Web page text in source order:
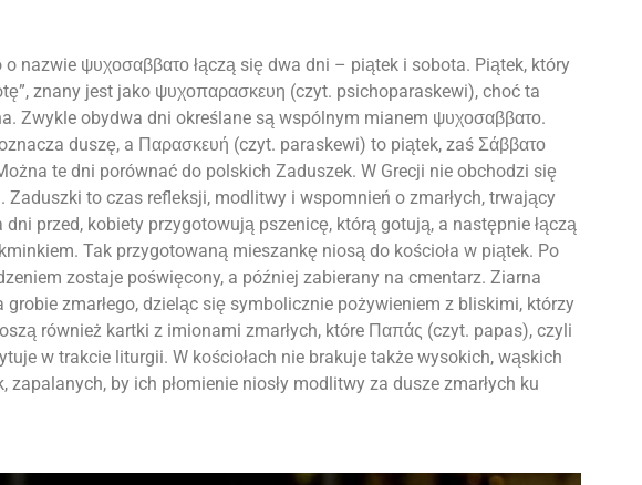
nazwie ψυχοσαββατο łączą się dwa dni – piątek i sobota. Piątek, który
znany jest jako ψυχοπαρασκευη (czyt. psichoparaskewi), choć ta
Zwykle obydwa dni określane są wspólnym mianem ψυχοσαββατο.
duszę, a Παρασκευή (czyt. paraskewi) to piątek, zaś Σάββατο
te dni porównać do polskich Zaduszek. W Grecji nie obchodzi się
Zaduszki to czas refleksji, modlitwy i wspomnień o zmarłych, trwający
przed, kobiety przygotowują pszenicę, którą gotują, a następnie łączą
Tak przygotowaną mieszankę niosą do kościoła w piątek. Po
zostaje poświęcony, a później zabierany na cmentarz. Ziarna
grobie zmarłego, dzieląc się symbolicznie pożywieniem z bliskimi, którzy
również kartki z imionami zmarłych, które Παπάς (czyt. papas), czyli
w trakcie liturgii. W kościołach nie brakuje także wysokich, wąskich
zapalanych, by ich płomienie niosły modlitwy za dusze zmarłych ku